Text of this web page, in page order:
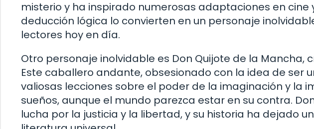
misterio y ha inspirado numerosas adaptaciones en cine
deducción lógica lo convierten en un personaje
lectores hoy en día.
Otro personaje inolvidable es Don Quijote de la Mancha,
Este caballero andante, obsesionado con la idea de ser
valiosas lecciones sobre el poder de la imaginación y la
sueños, aunque el mundo parezca estar en su contra.
lucha por la justicia y la libertad, y su historia ha dejado